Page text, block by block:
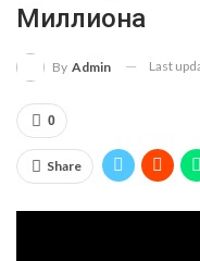
Миллиона
By Admin Last
0
Share